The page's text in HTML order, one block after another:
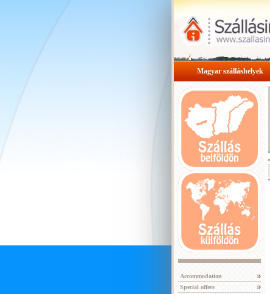
Magyar szálláshelyek
Accommodation
Special offers